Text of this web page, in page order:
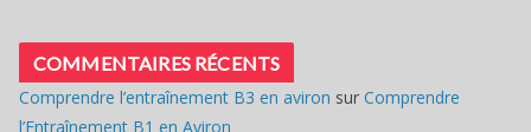
COMMENTAIRES RÉCENTS
Comprendre l’entraînement B3 en aviron sur Comprendre
l’Entraînement B1 en Aviron